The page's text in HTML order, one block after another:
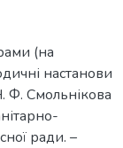
(на
настанови
Ф. Смольнікова
ради. –